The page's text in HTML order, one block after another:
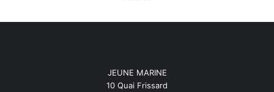
JEUNE MARINE
10 Quai Frissard